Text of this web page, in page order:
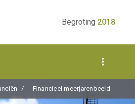
deze pagina. Begroting 2018
Financieel meerjarenbeeld